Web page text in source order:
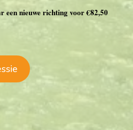
een nieuwe richting voor €82,50